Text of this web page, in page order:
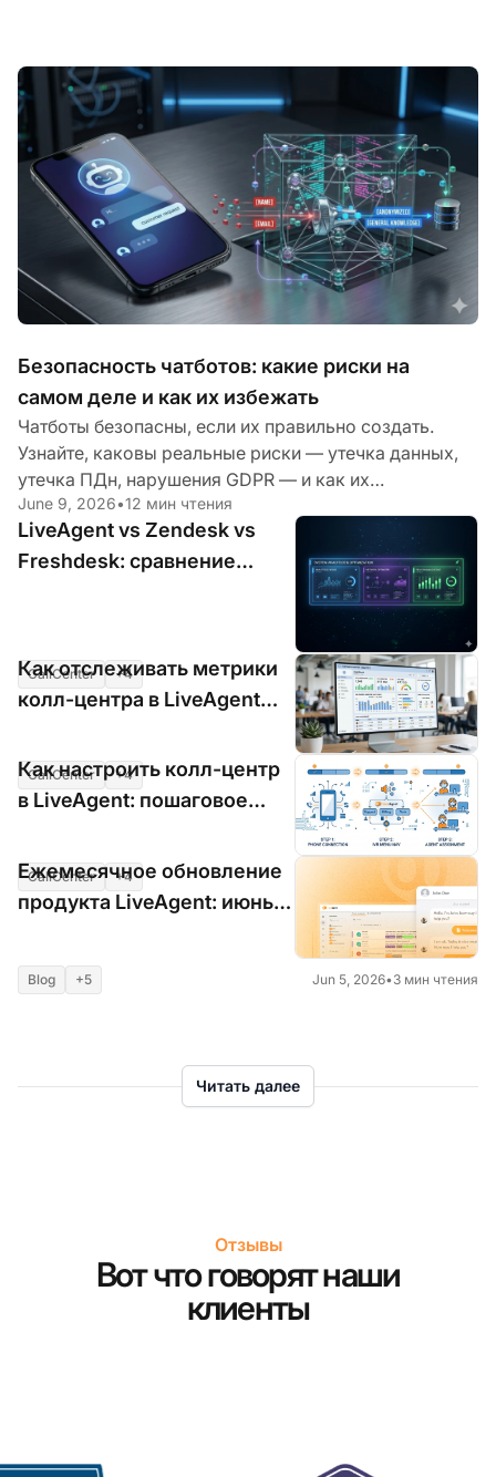
Безопасность чатботов: какие риски на
самом деле и как их избежать
Чатботы безопасны, если их правильно создать.
Узнайте, каковы реальные риски — утечка данных,
утечка ПДн, нарушения GDPR — и как их
предотвращает чатбот, ориентированный на
конфиденциальность.
June 9, 2026•12 мин чтения
LiveAgent vs Zendesk vs
Freshdesk: сравнение
CallCenter +4 Jun 5, 2026•7 мин чтения
Как отслеживать метрики
колл-центра в LiveAgent
CallCenter +4 Jun 5, 2026•7 мин чтения
Как настроить колл-центр
в LiveAgent: пошаговое
CallCenter +4 Jun 5, 2026 6 мин чтения
Ежемесячное обновление
продукта LiveAgent: июнь
Blog +5 Jun 5, 2026•3 мин чтения
Читать далее
Отзывы
Вот что говорят наши
клиенты